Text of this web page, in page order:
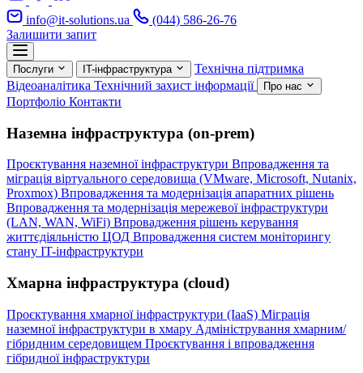
info@it-solutions.ua
(044) 586-26-76
Залишити запит
Послуги IT-інфраструктура
Технічна підтримка
Відеоаналітика Технічний захист інформації Про нас
Портфоліо Контакти
Наземна інфраструктура (on-prem)
Проєктування наземної інфраструктури Впровадження та
міграція віртуального середовища (VMware, Microsoft, Nutanix,
Proxmox) Впровадження та модернізація апаратних рішень
Впровадження та модернізація мережевої інфраструктури
(LAN, WAN, WiFi) Впровадження рішень керування
життєдіяльністю ЦОД Впровадження систем моніторингу
стану IT-інфраструктури
Хмарна інфраструктура (cloud)
Проєктування хмарної інфраструктури (IaaS) Міграція
наземної інфраструктури в хмару Адміністрування хмарним/
гібридним середовищем Проєктування і впровадження
гібридної інфраструктури